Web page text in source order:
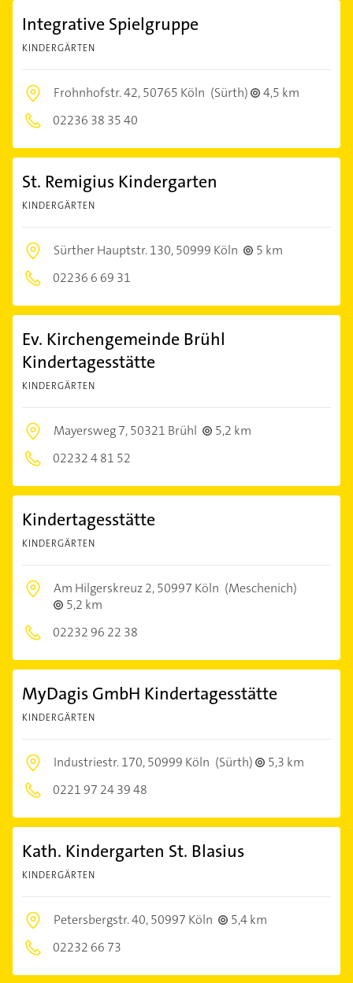
Integrative Spielgruppe
KINDERGÄRTEN
Frohnhofstr. 42,50765 Köln (Sürth)
4,5 km
02236 38 35 40
St. Remigius Kindergarten
KINDERGÄRTEN
Sürther Hauptstr. 130,50999 Köln
5 km
02236 6 69 31
Ev. Kirchengemeinde Brühl
Kindertagesstätte
KINDERGÄRTEN
Mayersweg 7,50321 Brühl
5,2 km
02232 4 81 52
Kindertagesstätte
KINDERGÄRTEN
Am Hilgerskreuz 2,50997 Köln (Meschenich)
5,2 km
02232 96 22 38
MyDagis GmbH Kindertagesstätte
KINDERGÄRTEN
Industriestr. 170,50999 Köln (Sürth)
5,3 km
0221 97 24 39 48
Kath. Kindergarten St. Blasius
KINDERGÄRTEN
Petersbergstr. 40,50997 Köln
5,4 km
02232 66 73